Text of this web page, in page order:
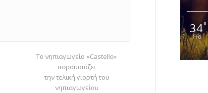
Το νηπιαγωγείο «Castello»
παρουσιάζει
την τελική γιορτή του
νηπιαγωγείου
34°
FRI